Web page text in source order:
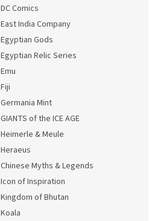
DC Comics
East India Company
Egyptian Gods
Egyptian Relic Series
Emu
Fiji
Germania Mint
GIANTS of the ICE AGE
Heimerle & Meule
Heraeus
Chinese Myths & Legends
Icon of Inspiration
Kingdom of Bhutan
Koala